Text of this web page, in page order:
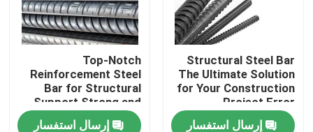
Structural Steel Bar
The Ultimate Solution
for Your Construction
Project Error
Message Forbidden
إرسال استفسار
Top-Notch
Reinforcement Steel
Bar for Structural
Support Strong and
Dependable
إرسال استفسار